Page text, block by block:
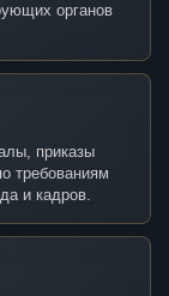
органов
приказы
требованиям
и кадров.